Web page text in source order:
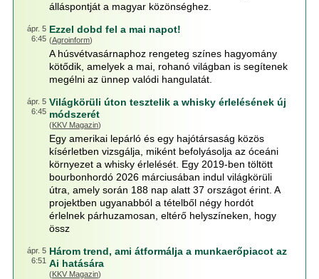
álláspontját a magyar közönséghez.
ápr. 5
6:45
Ezzel dobd fel a mai napot!
(Agroinform)
A húsvétvasárnaphoz rengeteg színes hagyomány
kötődik, amelyek a mai, rohanó világban is segítenek
megélni az ünnep valódi hangulatát.
ápr. 5
6:45
Világkörüli úton tesztelik a whisky érlelésének új
módszerét
(KKV Magazin)
Egy amerikai lepárló és egy hajótársaság közös
kísérletben vizsgálja, miként befolyásolja az óceáni
környezet a whisky érlelését. Egy 2019-ben töltött
bourbonhordó 2026 márciusában indul világkörüli
útra, amely során 188 nap alatt 37 országot érint. A
projektben ugyanabból a tételből négy hordót
érlelnek párhuzamosan, eltérő helyszíneken, hogy
össz
ápr. 5
6:51
Három trend, ami átformálja a munkaerőpiacot az
Ai hatására
(KKV Magazin)